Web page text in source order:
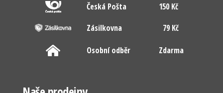
Česká Pošta
150 Kč
Zásilkovna
79 Kč
Osobní odběr Zdarma